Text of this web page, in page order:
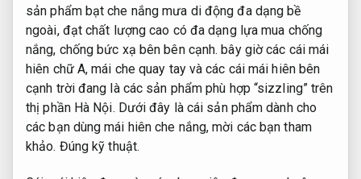
sản phẩm bạt che nắng mưa di động đa dạng bề
ngoài, đạt chất lượng cao có đa dạng lựa mua chống
nắng, chống bức xạ bên bên cạnh. bây giờ các cái mái
hiên chữ A, mái che quay tay và các cái mái hiên bên
cạnh trời đang là các sản phẩm phù hợp “sizzling” trên
thị phần Hà Nội. Dưới đây là cái sản phẩm dành cho
các bạn dùng mái hiên che nắng, mời các bạn tham
khảo. Đúng kỹ thuật.